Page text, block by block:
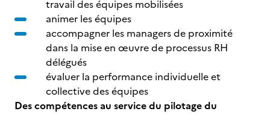
travail des équipes mobilisées
animer les équipes
accompagner les managers de proximité
dans la mise en œuvre de processus RH
délégués
évaluer la performance individuelle et
collective des équipes
Des compétences au service du pilotage du